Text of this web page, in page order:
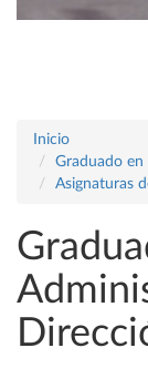
Inicio
Graduado
Asignaturas